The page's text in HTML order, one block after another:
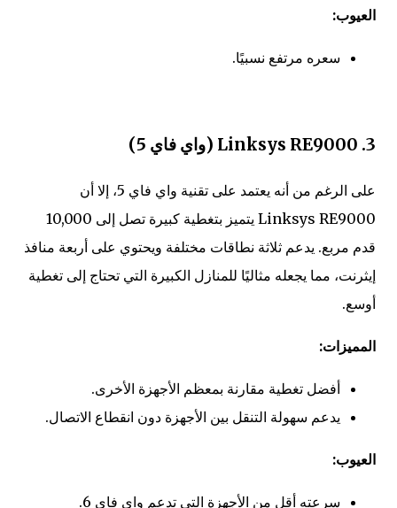
العيوب:
سعره مرتفع نسبيًا.
3. Linksys RE9000 (واي فاي 5)
على الرغم من أنه يعتمد على تقنية واي فاي 5، إلا أن
Linksys RE9000 يتميز بتغطية كبيرة تصل إلى 10,000
قدم مربع. يدعم ثلاثة نطاقات مختلفة ويحتوي على أربعة منافذ
إيثرنت، مما يجعله مثاليًا للمنازل الكبيرة التي تحتاج إلى تغطية
أوسع.
المميزات:
أفضل تغطية مقارنة بمعظم الأجهزة الأخرى.
يدعم سهولة التنقل بين الأجهزة دون انقطاع الاتصال.
العيوب:
سرعته أقل من الأجهزة التي تدعم واي فاي 6​.